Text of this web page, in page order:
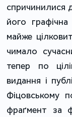
спричинилися
його
майже
чимало
тепер по
видання і
Фіцовському
фраґмент за